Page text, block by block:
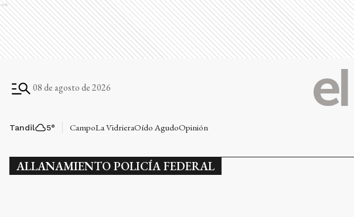
Ads
08 de agosto de 2026
Tandil 5° CampoLa VidrieraOído AgudoOpinión
ALLANAMIENTO POLICÍA FEDERAL